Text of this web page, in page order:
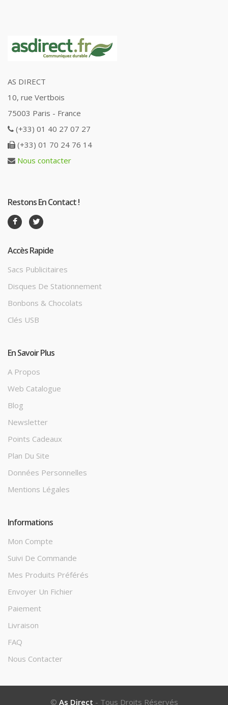
AS DIRECT
10, rue Vertbois
75003 Paris - France
(+33) 01 40 27 07 27
(+33) 01 70 24 76 14
Nous contacter
Restons En Contact !
Accès Rapide
Sacs Publicitaires
Disques De Stationnement
Bonbons & Chocolats
Clés USB
En Savoir Plus
A Propos
Web Catalogue
Blog
Newsletter
Points Cadeaux
Plan Du Site
Données Personnelles
Mentions Légales
Informations
Mon Compte
Suivi De Commande
Mes Produits Préférés
Envoyer Un Fichier
Paiement
Livraison
FAQ
Nous Contacter
© As Direct - Tous Droits Réservés